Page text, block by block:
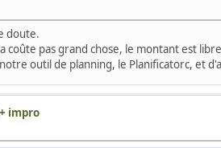
doute.
coûte pas grand chose, le montant est
outil de planning, le Planificatorc, et
impro